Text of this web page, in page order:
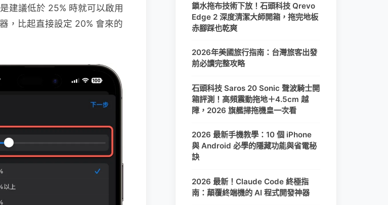
建議低於 25% 時就可以啟用
，比起直接設定 20% 會來的
鎖水拖布技術下放！石頭科技 Qrevo
Edge 2 深度清潔大師開箱，拖完地板
赤腳踩也乾爽
2026年美國旅行指南：台灣旅客出發
前必讀完整攻略
石頭科技 Saros 20 Sonic 聲波騎士開
箱評測！高頻震動拖地＋4.5cm 越
障，2026 旗艦掃拖機皇一次看
2026 最新手機教學：10 個 iPhone
與 Android 必學的隱藏功能與省電秘
訣
2026 最新！Claude Code 終極指
南：顛覆終端機的 AI 程式開發神器